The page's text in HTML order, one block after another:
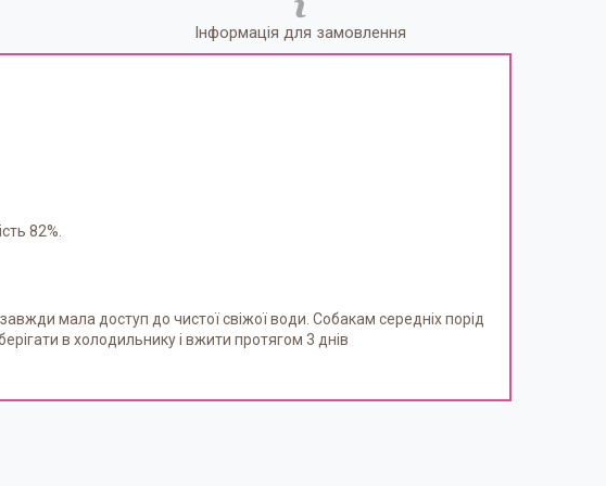
Інформація для замовлення
82%.
мала доступ до чистої свіжої води. Собакам середніх порід
в холодильнику і вжити протягом 3 днів